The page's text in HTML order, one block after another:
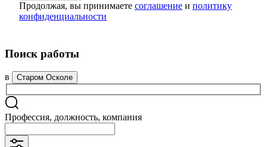
Продолжая, вы принимаете соглашение и политику
конфиденциальности
Поиск работы
в Старом Осколе
Профессия, должность, компания